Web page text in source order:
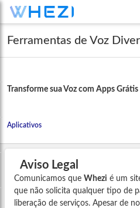
Ferramentas de Voz
Transforme sua Voz com Apps
Aplicativos
Aviso Legal
Comunicamos que Whezi é um
que não solicita qualquer tipo de
liberação de serviços. Apesar de